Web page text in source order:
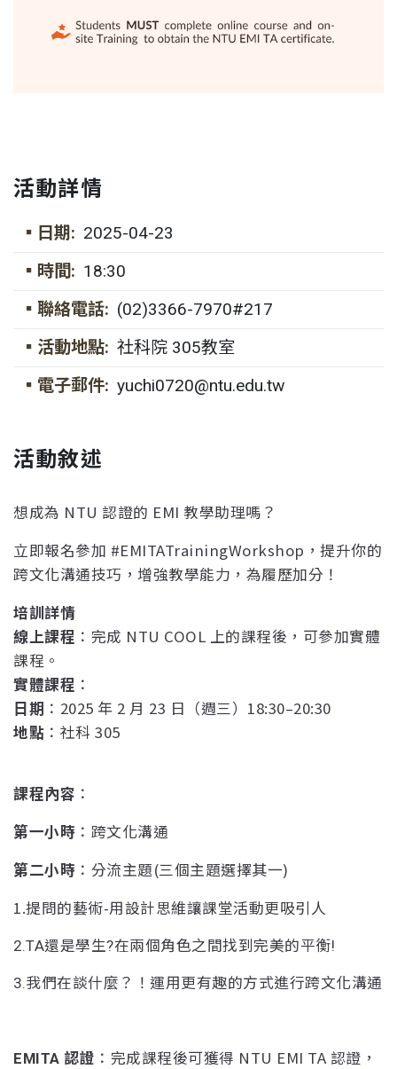
活動詳情
▪日期: 2025-04-23
▪時間: 18:30
▪聯絡電話: (02)3366-7970#217
▪活動地點: 社科院 305教室
▪電子郵件: yuchi0720@ntu.edu.tw
活動敘述
想成為 NTU 認證的 EMI 教學助理嗎？
立即報名參加 #EMITATrainingWorkshop，提升你的
跨文化溝通技巧，增強教學能力，為履歷加分！
培訓詳情
線上課程 ：完成 NTU COOL 上的課程後，可參加實體
課程。
實體課程 ：
日期 ：2025 年 2 月 23 日（週三）18:30–20:30
地點 ：社科 305
課程內容 ：
第一小時 ：跨文化溝通
第二小時 ：分流主題(三個主題選擇其一)
1.提問的藝術-用設計思維讓課堂活動更吸引人
2.TA還是學生?在兩個角色之間找到完美的平衡!
3.我們在談什麼？！運用更有趣的方式進行跨文化溝通
EMITA 認證 ：完成課程後可獲得 NTU EMI TA 認證，